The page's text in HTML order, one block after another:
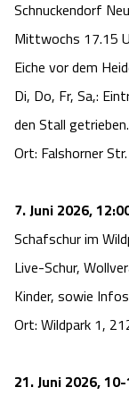
Schnuckendorf
Mittwochs 17.15
Eiche vor dem
Di, Do, Fr, Sa,:
den Stall
Ort: Falshorner
7. Juni 2026,
Schafschur im
Live-Schur,
Kinder, sowie
Ort: Wildpark 1,
21. Juni 2026,